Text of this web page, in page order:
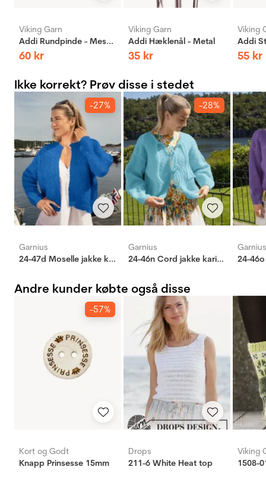
Viking Garn
Addi Rundpinde - Messing
60 kr
Viking Garn
Addi Hæklenål - Metal
35 kr
Viking
55 kr
Ikke korrekt? Prøv disse i stedet
-27%
Garnius
24-47d Moselle jakke klar blå
-28%
Garnius
24-46n Cord jakke karibisk blå
Garnius
Andre kunder købte også disse
-57%
Kort og Godt
Knapp Prinsesse 15mm
Drops
211-6 White Heat top
Viking
1508-